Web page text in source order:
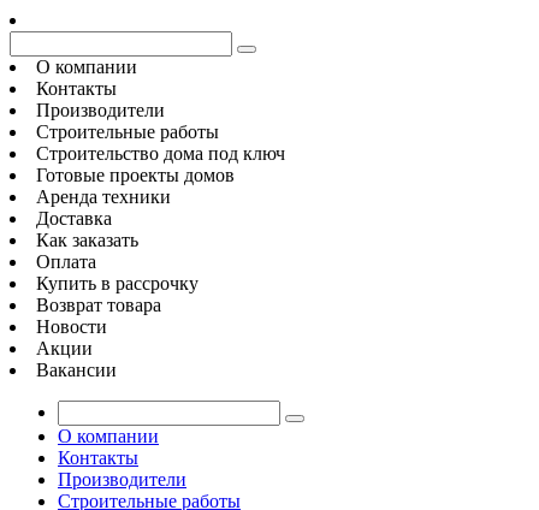
О компании
Контакты
Производители
Строительные работы
Строительство дома под ключ
Готовые проекты домов
Аренда техники
Доставка
Как заказать
Оплата
Купить в рассрочку
Возврат товара
Новости
Акции
Вакансии
О компании
Контакты
Производители
Строительные работы